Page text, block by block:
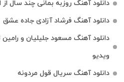
دانلود آهنگ روزبه بمانی چند سال
دانلود آهنگ فرشاد آزادی جاده عشق
ویدیو
دانلود آهنگ سریال قول مردونه